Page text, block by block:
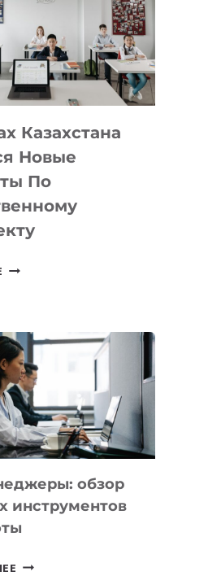
VELOCITY
MOST
—
МЕЖДУНАРОДНУЮ
ДЛЯ
ТЕХНОЛОГИЧЕСКИХ
СТАРТАПОВ
Казахстана
Новые
По
НОВЫЕ
ПРЕДМЕТЫ
ПО
ИСКУССТВЕННОМУ
ИНТЕЛЛЕКТУ
обзор
инструментов
ТАСК-